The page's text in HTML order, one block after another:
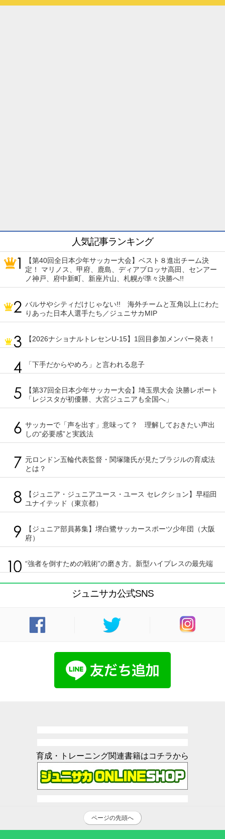
人気記事ランキング
【第40回全日本少年サッカー大会】ベスト８進出チーム決
定！ マリノス、甲府、鹿島、ディアブロッサ高田、センアー
ノ神戸、府中新町、新座片山、札幌が準々決勝へ!!
バルサやシティだけじゃない!! 海外チームと互角以上にわた
りあった日本人選手たち／ジュニサカMIP
【2026ナショナルトレセンU-15】1回目参加メンバー発表！
「下手だからやめろ」と言われる息子
【第37回全日本少年サッカー大会】埼玉県大会 決勝レポート
「レジスタが初優勝、大宮ジュニアも全国へ」
サッカーで「声を出す」意味って？ 理解しておきたい声出
しの“必要感”と実践法
元ロンドン五輪代表監督・関塚隆氏が見たブラジルの育成法
とは？
【ジュニア・ジュニアユース・ユース セレクション】早稲田
ユナイテッド（東京都）
【ジュニア部員募集】堺白鷺サッカースポーツ少年団（大阪
府）
“強者を倒すための戦術”の磨き方。新型ハイプレスの最先端
ジュニサカ公式SNS
育成・トレーニング関連書籍はコチラから
ページの先頭へ